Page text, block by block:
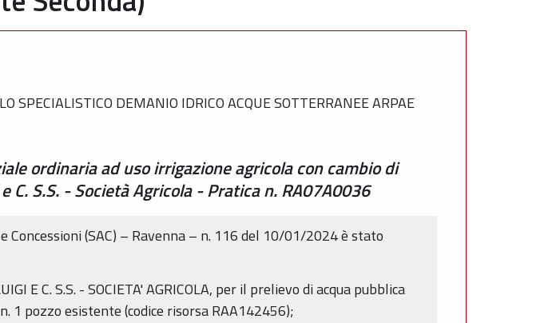
SPECIALISTICO DEMANIO IDRICO ACQUE SOTTERRANEE ARPAE
ordinaria ad uso irrigazione agricola con cambio di
C. S.S. - Società Agricola - Pratica n. RA07A0036
(SAC) – Ravenna – n. 116 del 10/01/2024 è stato
E C. S.S. - SOCIETA' AGRICOLA, per il prelievo di acqua pubblica
1 pozzo esistente (codice risorsa RAA142456);